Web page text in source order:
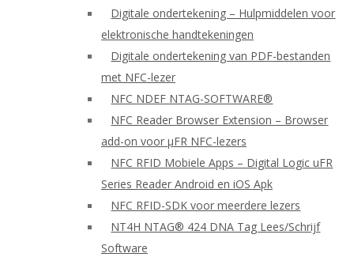
Digitale ondertekening – Hulpmiddelen voor
elektronische handtekeningen
Digitale ondertekening van PDF-bestanden
met NFC-lezer
NFC NDEF NTAG-SOFTWARE®
NFC Reader Browser Extension – Browser
add-on voor μFR NFC-lezers
NFC RFID Mobiele Apps – Digital Logic uFR
Series Reader Android en iOS Apk
NFC RFID-SDK voor meerdere lezers
NT4H NTAG® 424 DNA Tag Lees/Schrijf
Software